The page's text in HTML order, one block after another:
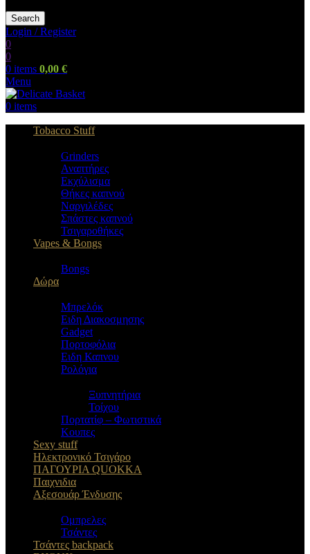
Search
Login / Register
0
0
0 items 0,00 €
Menu
0 items
Tobacco Stuff
Grinders
Αναπτήρες
Εκχύλισμα
Θήκες καπνού
Ναργιλέδες
Σπάστες καπνού
Τσιγαροθήκες
Vapes & Bongs
Bongs
Δώρα
Μπρελόκ
Eιδη Διακοσμησης
Gadget
Πορτοφόλια
Ειδη Καπνου
Ρολόγια
Ξυπνητήρια
Τοίχου
Πορτατίφ – Φωτιστικά
Κουπες
Sexy stuff
Ηλεκτρονικό Τσιγάρο
ΠΑΓΟΥΡΙΑ QUOKKA
Παιχνιδια
Αξεσουάρ Ένδυσης
Oμπρελες
Τσάντες
Τσάντες backpack